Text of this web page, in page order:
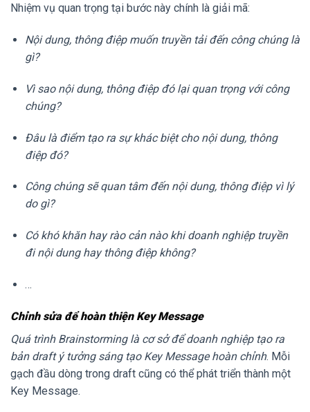
Nhiệm vụ quan trọng tại bước này chính là giải mã:
Nội dung, thông điệp muốn truyền tải đến công chúng là
gì?
Vì sao nội dung, thông điệp đó lại quan trọng với công
chúng?
Đâu là điểm tạo ra sự khác biệt cho nội dung, thông
điệp đó?
Công chúng sẽ quan tâm đến nội dung, thông điệp vì lý
do gì?
Có khó khăn hay rào cản nào khi doanh nghiệp truyền
đi nội dung hay thông điệp không?
…
Chỉnh sửa để hoàn thiện Key Message
Quá trình Brainstorming là cơ sở để doanh nghiệp tạo ra
bản draft ý tưởng sáng tạo Key Message hoàn chỉnh. Mỗi
gạch đầu dòng trong draft cũng có thể phát triển thành một
Key Message.